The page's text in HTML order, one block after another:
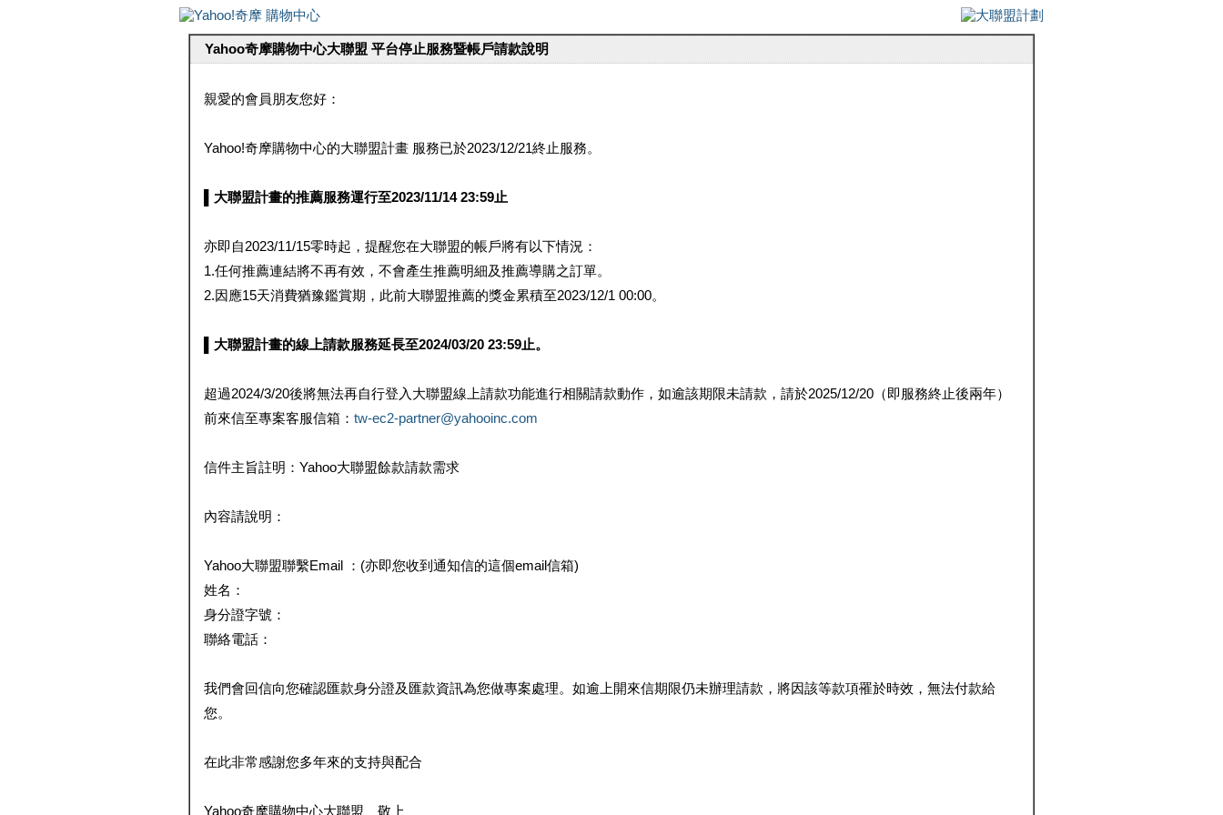
Yahoo奇摩購物中心大聯盟 平台停止服務暨帳戶請款說明
親愛的會員朋友您好：
Yahoo!奇摩購物中心的大聯盟計畫 服務已於2023/12/21終止服務。
▌大聯盟計畫的推薦服務運行至2023/11/14 23:59止
亦即自2023/11/15零時起，提醒您在大聯盟的帳戶將有以下情況：
1.任何推薦連結將不再有效，不會產生推薦明細及推薦導購之訂單。
2.因應15天消費猶豫鑑賞期，此前大聯盟推薦的獎金累積至2023/12/1 00:00。
▌大聯盟計畫的線上請款服務延長至2024/03/20 23:59止。
超過2024/3/20後將無法再自行登入大聯盟線上請款功能進行相關請款動作，如逾該期限未請款，請於2025/12/20（即服務終止後兩年）
前來信至專案客服信箱： tw-ec2-partner@yahooinc.com
信件主旨註明：Yahoo大聯盟餘款請款需求
內容請說明：
Yahoo大聯盟聯繫Email ：(亦即您收到通知信的這個email信箱)
姓名：
身分證字號：
聯絡電話：
我們會回信向您確認匯款身分證及匯款資訊為您做專案處理。如逾上開來信期限仍未辦理請款，將因該等款項罹於時效，無法付款給
您。
在此非常感謝您多年來的支持與配合
Yahoo奇摩購物中心大聯盟 敬上